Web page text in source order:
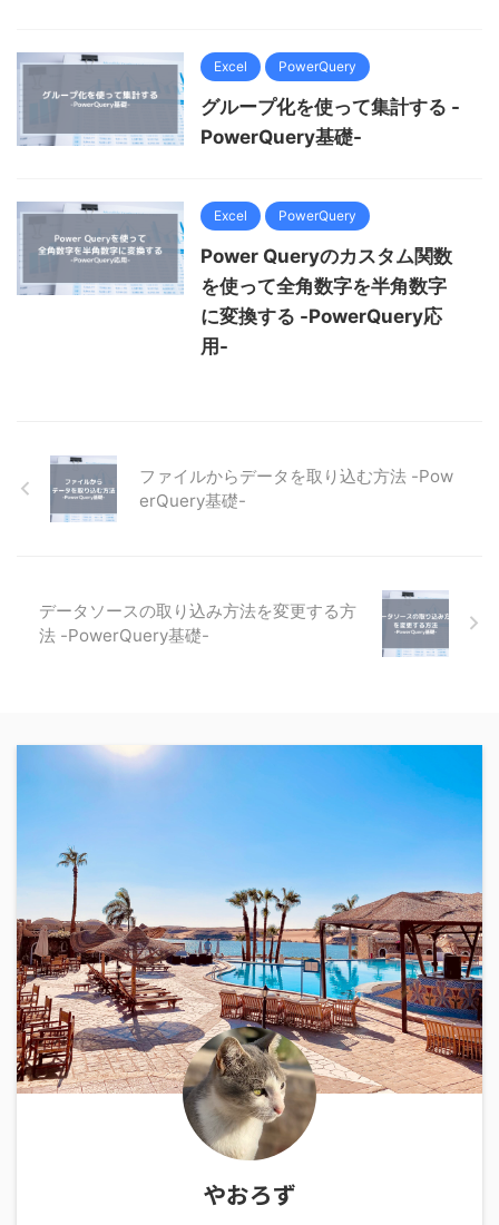
Excel PowerQuery
グループ化を使って集計する -
PowerQuery基礎-
Excel PowerQuery
Power Queryのカスタム関数
を使って全角数字を半角数字
に変換する -PowerQuery応
用-
ファイルからデータを取り込む方法 -Pow
erQuery基礎-
データソースの取り込み方法を変更する方
法 -PowerQuery基礎-
やおろず